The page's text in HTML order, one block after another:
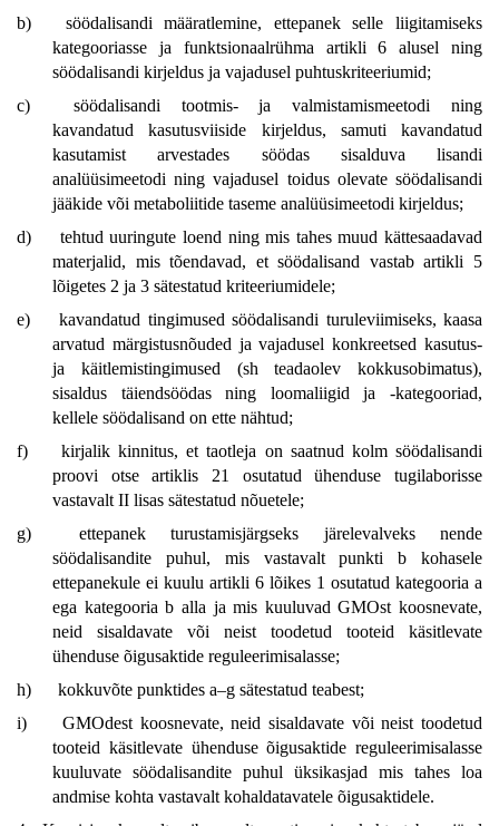
b)
söödalisandi määratlemine, ettepanek selle liigitamiseks
kategooriasse ja funktsionaalrühma artikli 6 alusel ning
söödalisandi kirjeldus ja vajadusel puhtuskriteeriumid;
c)
söödalisandi tootmis- ja valmistamismeetodi ning
kavandatud kasutusviiside kirjeldus, samuti kavandatud
kasutamist arvestades söödas sisalduva lisandi
analüüsimeetodi ning vajadusel toidus olevate söödalisandi
jääkide või metaboliitide taseme analüüsimeetodi kirjeldus;
d)
tehtud uuringute loend ning mis tahes muud kättesaadavad
materjalid, mis tõendavad, et söödalisand vastab artikli 5
lõigetes 2 ja 3 sätestatud kriteeriumidele;
e)
kavandatud tingimused söödalisandi turuleviimiseks, kaasa
arvatud märgistusnõuded ja vajadusel konkreetsed kasutus-
ja käitlemistingimused (sh teadaolev kokkusobimatus),
sisaldus täiendsöödas ning loomaliigid ja -kategooriad,
kellele söödalisand on ette nähtud;
f)
kirjalik kinnitus, et taotleja on saatnud kolm söödalisandi
proovi otse artiklis 21 osutatud ühenduse tugilaborisse
vastavalt II lisas sätestatud nõuetele;
g)
ettepanek turustamisjärgseks järelevalveks nende
söödalisandite puhul, mis vastavalt punkti b kohasele
ettepanekule ei kuulu artikli 6 lõikes 1 osutatud kategooria a
ega kategooria b alla ja mis kuuluvad GMOst koosnevate,
neid sisaldavate või neist toodetud tooteid käsitlevate
ühenduse õigusaktide reguleerimisalasse;
h)
kokkuvõte punktides a–g sätestatud teabest;
i)
GMOdest koosnevate, neid sisaldavate või neist toodetud
tooteid käsitlevate ühenduse õigusaktide reguleerimisalasse
kuuluvate söödalisandite puhul üksikasjad mis tahes loa
andmise kohta vastavalt kohaldatavatele õigusaktidele.